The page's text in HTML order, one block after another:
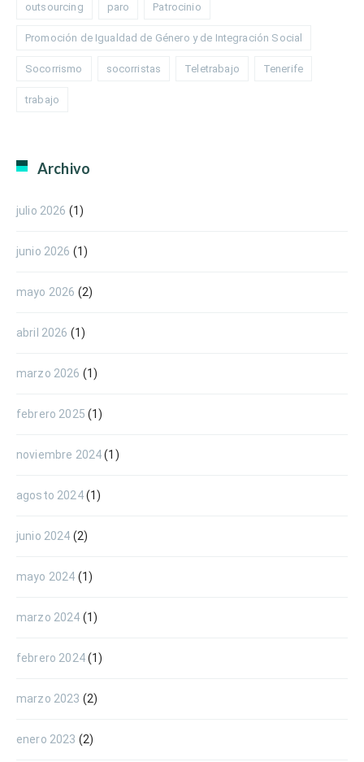
outsourcing paro Patrocinio
Promoción de Igualdad de Género y de Integración Social
Socorrismo socorristas Teletrabajo Tenerife
trabajo
Archivo
julio 2026 (1)
junio 2026 (1)
mayo 2026 (2)
abril 2026 (1)
marzo 2026 (1)
febrero 2025 (1)
noviembre 2024(1)
agosto 2024(1)
junio 2024 (2)
mayo 2024 (1)
marzo 2024 (1)
febrero 2024(1)
marzo 2023 (2)
enero 2023 (2)